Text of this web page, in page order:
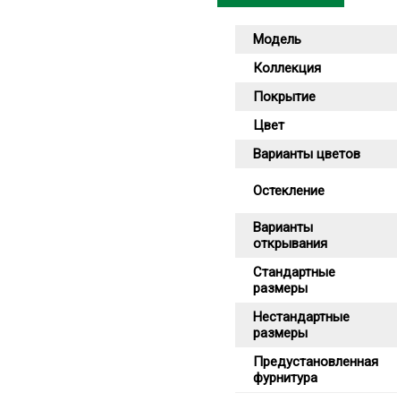
Модель
Коллекция
Покрытие
Цвет
Варианты цветов
Остекление
Варианты
открывания
Стандартные
размеры
Нестандартные
размеры
Предустановленная
фурнитура